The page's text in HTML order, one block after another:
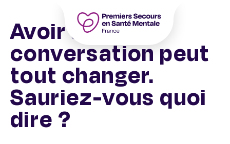
contenu
Avoir une
conversation peut
tout changer.
Sauriez-vous quoi
dire ?